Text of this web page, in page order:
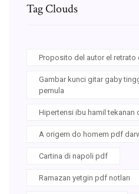
Tag Clouds
Proposito del autor el retrato
Gambar kunci gitar gaby
pemula
Hipertensi ibu hamil tekanan
A origem do homem pdf
Cartina di napoli pdf
Ramazan yetgin pdf notları